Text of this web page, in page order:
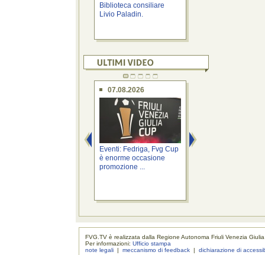
Biblioteca consiliare
Livio Paladin.
07.08.2026
Eventi: Fedriga, Fvg Cup
è enorme occasione
promozione ...
FVG.TV è realizzata dalla Regione Autonoma Friuli Venezia Giulia
Per informazioni:Ufficio stampa
note legali |meccanismo di feedback |dichiarazione di